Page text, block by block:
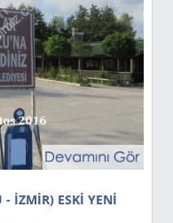
- İZMİR) ESKİ YENİ